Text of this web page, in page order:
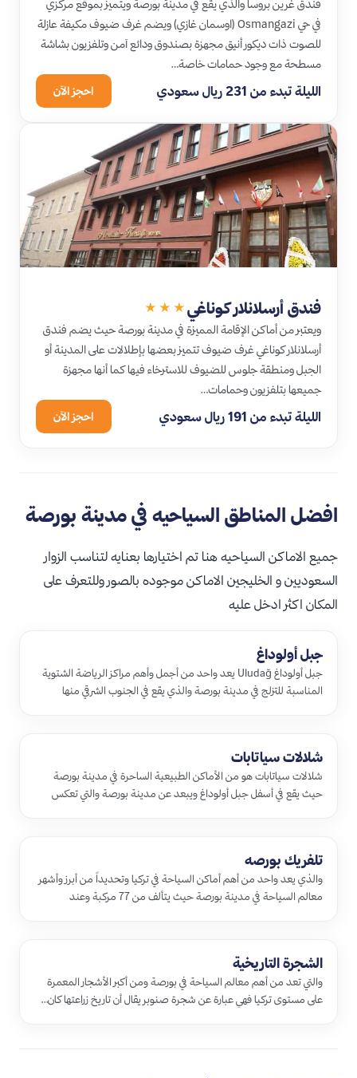
فندق غرين بروسا والذي يقع في مدينة بورصة ويتميز بموقع مركزي
في حي Osmangazi (اوسمان غازي) ويضم غرف ضيوف مكيفة عازلة
للصوت ذات ديكور أنيق مجهزة بصندوق ودائع آمن وتلفزيون بشاشة
مسطحة مع وجود حمامات خاصة…
الليلة تبدء من 231 ريال سعودي احجز الآن
فندق أرسلانلار كوناغي ★★★
ويعتبر من أماكن الإقامة المميزة في مدينة بورصة حيث يضم فندق
أرسلانلار كوناغي غرف ضيوف تتميز بعضها بإطلالات على المدينة أو
الجبل ومنطقة جلوس للضيوف للاسترخاء فيها كما أنها مجهزة
جميعها بتلفزيون وحمامات…
الليلة تبدء من 191 ريال سعودي احجز الآن
افضل المناطق السياحيه في مدينة بورصة
جميع الاماكن السياحيه هنا تم اختيارها بعنايه لتناسب الزوار
السعوديين و الخليجين الاماكن موجوده بالصور وللتعرف على
المكان اكثر ادخل عليه
جبل أولوداغ
جبل أولوداغ Uludağ يعد واحد من أجمل وأهم مراكز الرياضة الشتوية
المناسبة للتزلج في مدينة بورصة والذي يقع في الجنوب الشرقي منها
شلالات سياتابات
شلالات سياتابات هو من الأماكن الطبيعية الساحرة في مدينة بورصة
حيث يقع في أسفل جبل أولوداغ ويبعد عن مدينة بورصة والتي تعكس
تلفريك بورصه
والذي يعد واحد من أهم أماكن السياحة في تركيا وتحديداً من أبرز وأشهر
معالم السياحة في مدينة بورصة حيث يتألف من 77 مركبة وعند
الشجرة التاريخية
والتي تعد من أهم معالم السياحة في بورصة ومن أكبر الأشجار المعمرة
على مستوى تركيا فهي عبارة عن شجرة صنوبر يقال أن تاريخ زراعتها كان…